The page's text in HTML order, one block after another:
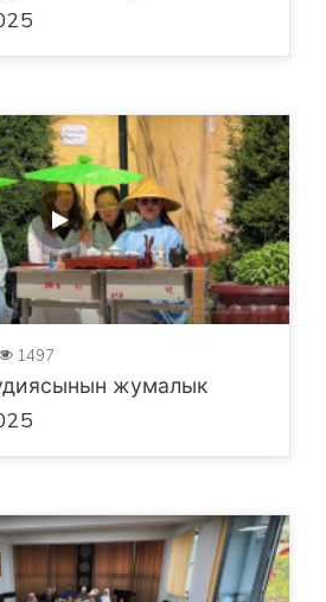
1497
жумалык